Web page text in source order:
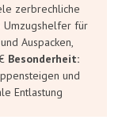
zerbrechliche
für
Auspacken,
Besonderheit:
und
Entlastung